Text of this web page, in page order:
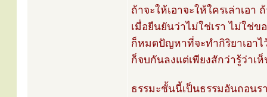
ถ้าจะให้เอาจะให้ใครเล่าเอา
เมื่อยืนยันว่าไม่ใช่เรา ไม่ใช่ข
ก็หมดปัญหาที่จะทำกิริยาเอา
ก็จบกันลงแต่เพียงสักว่ารู้ว่าเ
ธรรมะชั้นนี้เป็นธรรมอันถอน